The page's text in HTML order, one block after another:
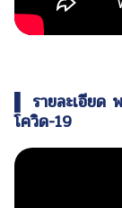
▌ รายละเอีย
โควิด-19